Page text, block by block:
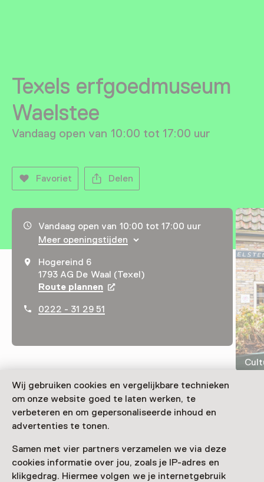
Wij gebruiken cookies en vergelijkbare technieken
om onze website goed te laten werken, te
verbeteren en om gepersonaliseerde inhoud en
advertenties te tonen.
Samen met vier partners verzamelen we via deze
cookies informatie over jou, zoals je IP-adres en
klikgedrag. Hiermee volgen we je internetgebruik
Texels erfgoedmuseum
Waelstee
Vandaag open van 10:00 tot 17:00 uur
Favoriet Delen
Openingstijden, adres & telefoonnummer
Vandaag open van 10:00 tot 17:00 uur
Meer openingstijden
Hogereind 6
1793 AG De Waal (Texel)
Route plannen Opent in een nieuw tabblad
0222 - 31 29 51
Trotz Lockerung der Coronamaßnahmen wurde
Verder lezen